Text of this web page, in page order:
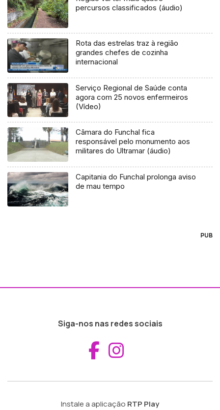
percursos classificados (áudio)
Rota das estrelas traz à região
grandes chefes de cozinha
internacional
Serviço Regional de Saúde conta
agora com 25 novos enfermeiros
(Vídeo)
Câmara do Funchal fica
responsável pelo monumento aos
militares do Ultramar (áudio)
Capitania do Funchal prolonga aviso
de mau tempo
PUB
Siga-nos nas redes sociais
Aceder ao
Instale a aplicação RTP Play